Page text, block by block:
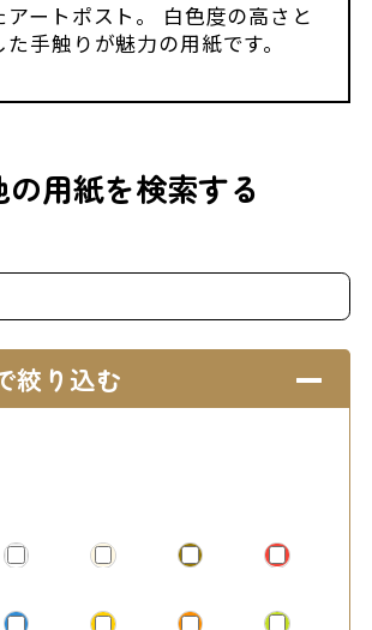
アートポスト。 白色度の高さと
手触りが魅力の用紙です。
の用紙を検索する
絞り込む